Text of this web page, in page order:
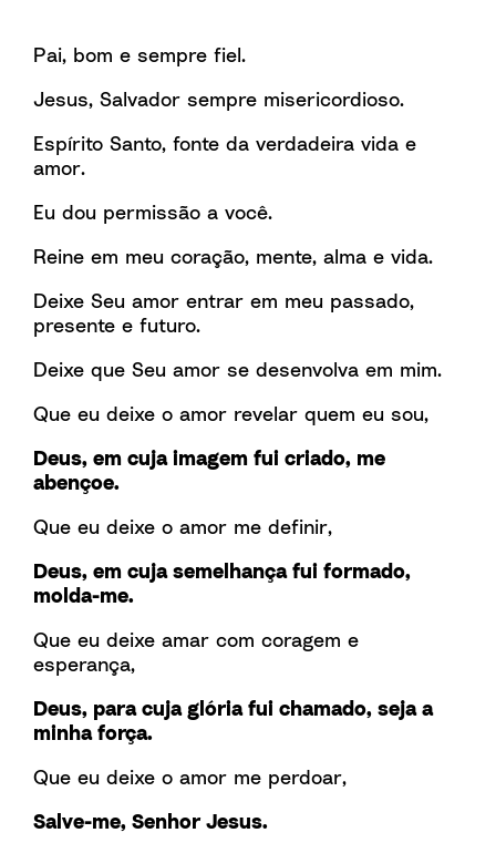
Pai, bom e sempre fiel.
Jesus, Salvador sempre misericordioso.
Espírito Santo, fonte da verdadeira vida e
amor.
Eu dou permissão a você.
Reine em meu coração, mente, alma e vida.
Deixe Seu amor entrar em meu passado,
presente e futuro.
Deixe que Seu amor se desenvolva em mim.
Que eu deixe o amor revelar quem eu sou,
Deus, em cuja imagem fui criado, me
abençoe.
Que eu deixe o amor me definir,
Deus, em cuja semelhança fui formado,
molda-me.
Que eu deixe amar com coragem e
esperança,
Deus, para cuja glória fui chamado, seja a
minha força.
Que eu deixe o amor me perdoar,
Salve-me, Senhor Jesus.